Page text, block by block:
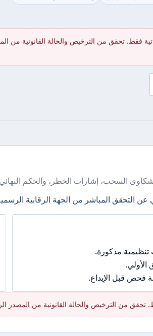
فقط. تحقق من الترخيص والحالة القانونية من
السحب، إشارات الخطر، والحكم
عن التحقق المباشر من الجهة الرقابية
مذكورة.
فحص قبل الإيداع.
تحقق من الترخيص والحالة القانونية من المصدر